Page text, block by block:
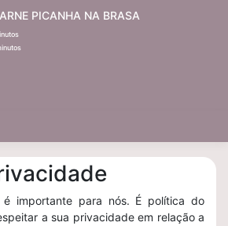
PICANHA NA BRASA
importante para nós. É política do
a sua privacidade em relação a